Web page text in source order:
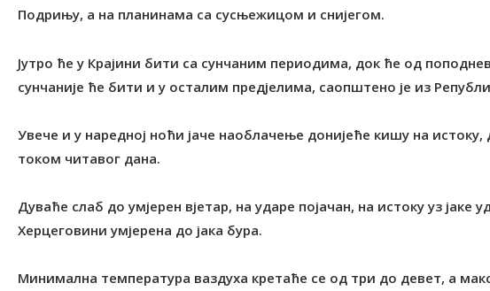
Подрињу, а на планинама са сусњежицом и снијегом.
Јутро ће у Крајини бити са сунчаним периодима, док ће од
сунчаније ће бити и у осталим предјелима, саопштено је из
Увече и у наредној ноћи јаче наоблачење донијеће кишу на
током читавог дана.
Дуваће слаб до умјерен вјетар, на ударе појачан, на истоку уз јаке
Херцеговини умјерена до јака бура.
Минимална температура ваздуха кретаће се од три до девет, а